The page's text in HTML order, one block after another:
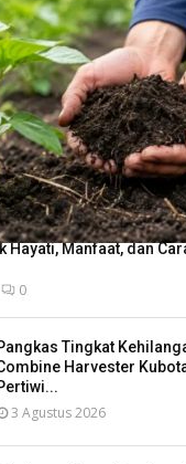
Hayati, Manfaat, dan
0
Tingkat
Harvester
3 Agustus 2026